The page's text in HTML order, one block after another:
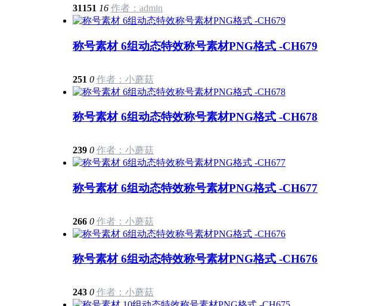
31151 16 作者：admin
称号素材 6组动态特效称号素材PNG格式 -CH679
251 0 作者：小蘑菇
称号素材 6组动态特效称号素材PNG格式 -CH678
239 0 作者：小蘑菇
称号素材 6组动态特效称号素材PNG格式 -CH677
266 0 作者：小蘑菇
称号素材 6组动态特效称号素材PNG格式 -CH676
243 0 作者：小蘑菇